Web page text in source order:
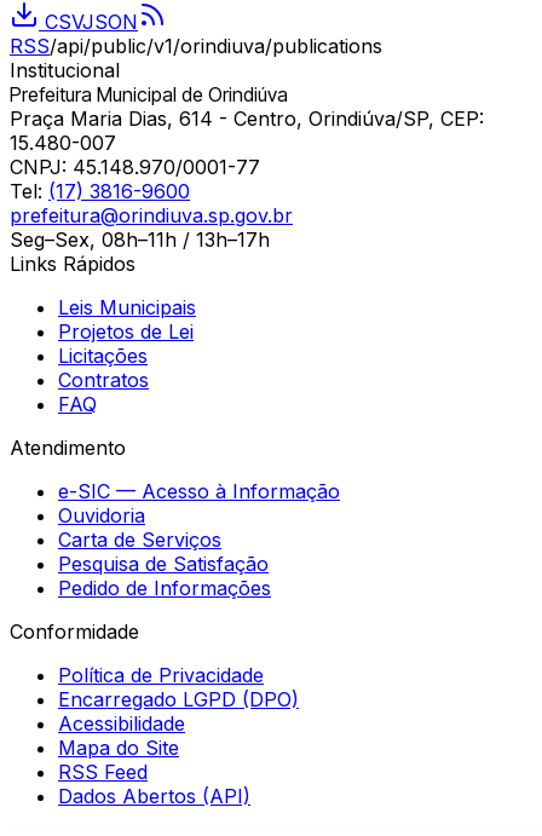
CSVJSON
RSS/api/public/v1/orindiuva/publications
Institucional
Prefeitura Municipal de Orindiúva
Praça Maria Dias, 614 - Centro, Orindiúva/SP, CEP:
15.480-007
CNPJ: 45.148.970/0001-77
Tel: (17) 3816-9600
prefeitura@orindiuva.sp.gov.br
Seg–Sex, 08h–11h / 13h–17h
Links Rápidos
Leis Municipais
Projetos de Lei
Licitações
Contratos
FAQ
Atendimento
e-SIC — Acesso à Informação
Ouvidoria
Carta de Serviços
Pesquisa de Satisfação
Pedido de Informações
Conformidade
Política de Privacidade
Encarregado LGPD (DPO)
Acessibilidade
Mapa do Site
RSS Feed
Dados Abertos (API)